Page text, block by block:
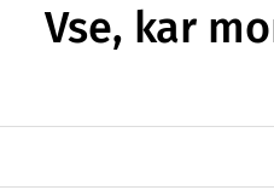
Vse, kar